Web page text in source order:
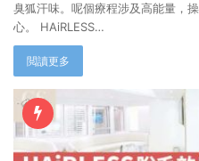
臭狐汗味。呢個療程涉及高能量，
心。 HAiRLESS…
閲讀更多